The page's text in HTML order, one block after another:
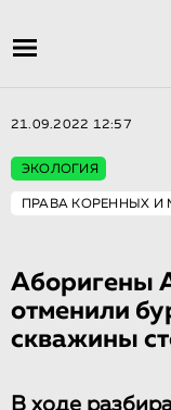
21.09.2022 12:57
ЭКОЛОГИЯ
ПРАВА КОРЕННЫХ
Аборигены
отменили
скважины
В ходе